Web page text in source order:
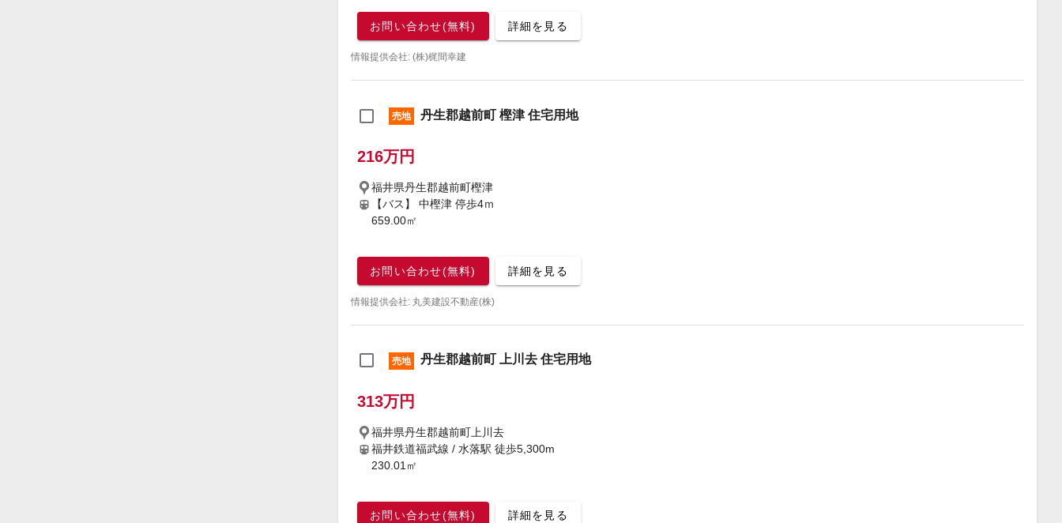
お問い合わせ(無料) 詳細を見る
情報提供会社: (株)梶間幸建
売地 丹生郡越前町 樫津 住宅用地
216万円
福井県丹生郡越前町樫津
【バス】 中樫津 停歩4ｍ
659.00㎡
お問い合わせ(無料) 詳細を見る
情報提供会社: 丸美建設不動産(株)
売地 丹生郡越前町 上川去 住宅用地
313万円
福井県丹生郡越前町上川去
福井鉄道福武線 / 水落駅 徒歩5,300m
230.01㎡
お問い合わせ(無料) 詳細を見る